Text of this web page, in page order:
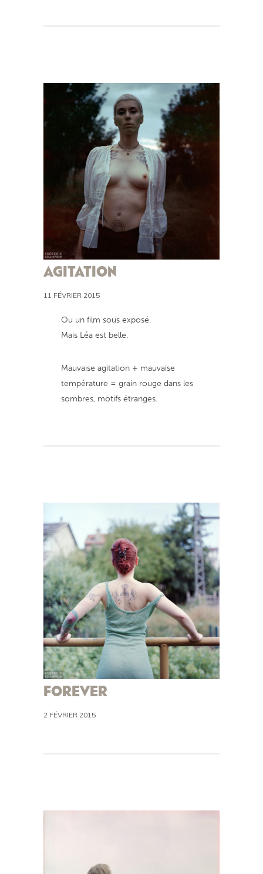
AGITATION
11 FÉVRIER 2015
Ou un film sous exposé.
Mais Léa est belle.
Mauvaise agitation + mauvaise
température = grain rouge dans les
sombres, motifs étranges.
FOREVER
2 FÉVRIER 2015